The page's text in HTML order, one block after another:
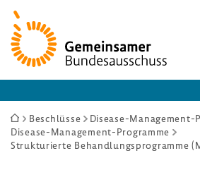
Zur
Startseite
Sie
sind
Beschlüsse
Disease-Management-
Disease-Management-Programme